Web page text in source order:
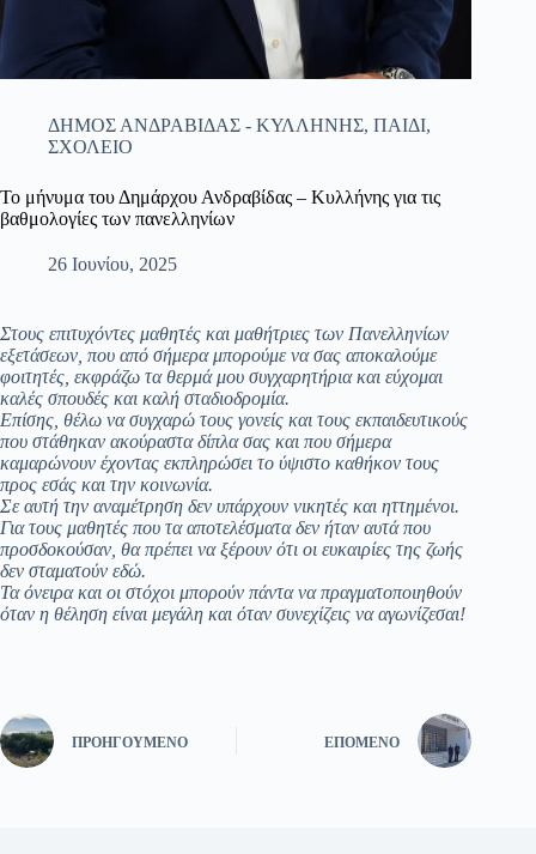
ΔΗΜΟΣ ΑΝΔΡΑΒΙΔΑΣ - ΚΥΛΛΗΝΗΣ, ΠΑΙΔΙ,
ΣΧΟΛΕΙΟ
Το μήνυμα του Δημάρχου Ανδραβίδας – Κυλλήνης για τις
βαθμολογίες των πανελληνίων
26 Ιουνίου, 2025
Στους επιτυχόντες μαθητές και μαθήτριες των Πανελληνίων
εξετάσεων, που από σήμερα μπορούμε να σας αποκαλούμε
φοιτητές, εκφράζω τα θερμά μου συγχαρητήρια και εύχομαι
καλές σπουδές και καλή σταδιοδρομία.
Επίσης, θέλω να συγχαρώ τους γονείς και τους εκπαιδευτικούς
που στάθηκαν ακούραστα δίπλα σας και που σήμερα
καμαρώνουν έχοντας εκπληρώσει το ύψιστο καθήκον τους
προς εσάς και την κοινωνία.
Σε αυτή την αναμέτρηση δεν υπάρχουν νικητές και ηττημένοι.
Για τους μαθητές που τα αποτελέσματα δεν ήταν αυτά που
προσδοκούσαν, θα πρέπει να ξέρουν ότι οι ευκαιρίες της ζωής
δεν σταματούν εδώ.
Τα όνειρα και οι στόχοι μπορούν πάντα να πραγματοποιηθούν
όταν η θέληση είναι μεγάλη και όταν συνεχίζεις να αγωνίζεσαι!
ΠΡΟΗΓΟΎΜΕΝΟ ΕΠΌΜΕΝΟ